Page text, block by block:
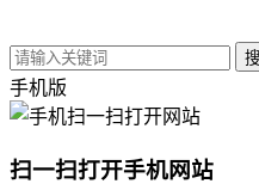
手机版
扫一扫打开手机网站